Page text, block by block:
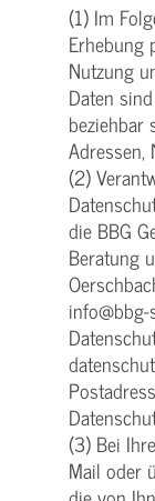
(1) Im
Erhebung
Nutzung
Daten
beziehbar
Adressen,
(2)
die BBG
Beratung
(3) Bei
Mail oder